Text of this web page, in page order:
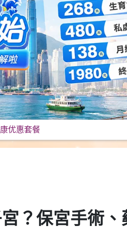
优惠套餐
？保宮手術